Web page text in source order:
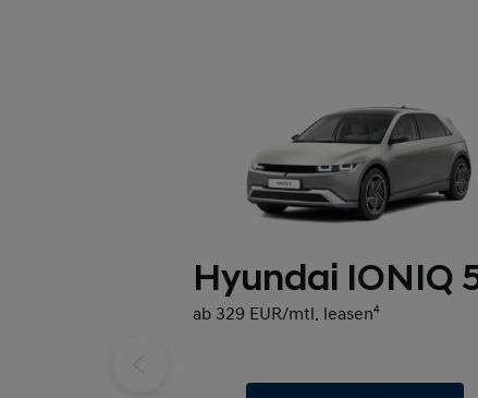
Hyundai IONIQ
ab 329 EUR/mtl. leasen4